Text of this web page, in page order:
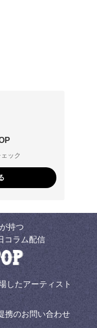
ック
持つ
コラム配信
したアーティスト
携のお問い合わせ